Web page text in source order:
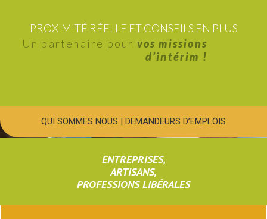
PROXIMITÉ RÉELLE ET CONSEILS EN PLUS
Un partenaire pour vos missions
d’intérim !
QUI SOMMES NOUS | DEMANDEURS D’EMPLOIS
ENTREPRISES,
ARTISANS,
PROFESSIONS LIBÉRALES